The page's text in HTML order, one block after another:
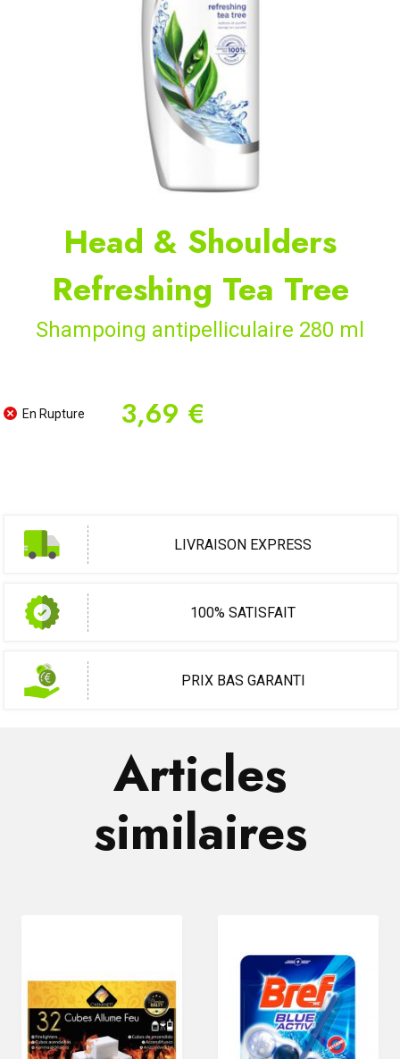
Head & Shoulders
Refreshing Tea Tree
Shampoing antipelliculaire 280 ml
En Rupture 3,69 €
LIVRAISON EXPRESS
100% SATISFAIT
PRIX BAS GARANTI
Articles
similaires